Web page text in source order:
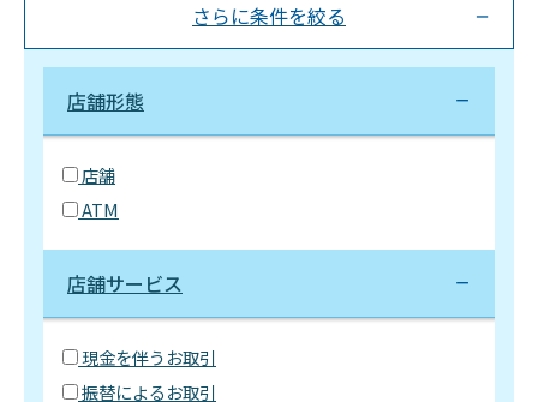
さらに条件を絞る
店舗形態
店舗
ATM
店舗サービス
現金を伴うお取引
振替によるお取引